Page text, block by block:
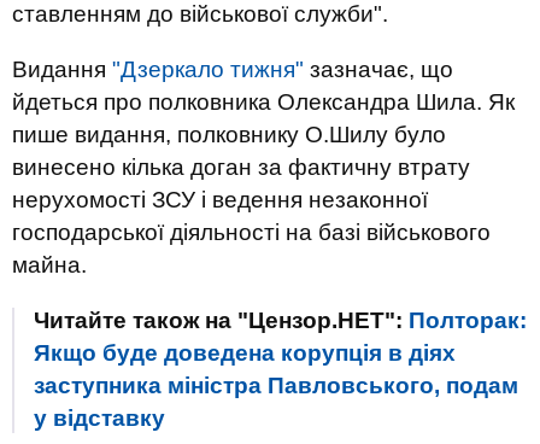
ставленням до військової служби".
Видання "Дзеркало тижня" зазначає, що
йдеться про полковника Олександра Шила. Як
пише видання, полковнику О.Шилу було
винесено кілька доган за фактичну втрату
нерухомості ЗСУ і ведення незаконної
господарської діяльності на базі військового
майна.
Читайте також на "Цензор.НЕТ": Полторак:
Якщо буде доведена корупція в діях
заступника міністра Павловського, подам
у відставку